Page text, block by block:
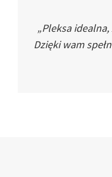
„Pleksa
Dzięki wam